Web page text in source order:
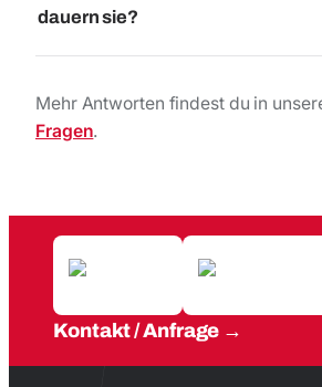
dauern sie?
Mehr Antworten findest du in
Fragen.
Kontakt / Anfrage